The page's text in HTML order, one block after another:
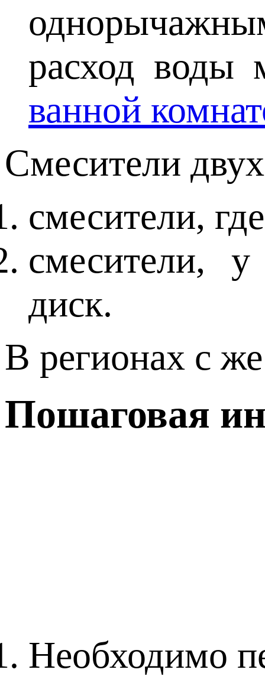
расход
ванной
Смесители
смесители,
смесители,
диск.
В регионах с
Пошаговая
Необходимо